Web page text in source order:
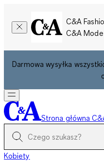
C&A
C&A Mode
Darmowa wysyłka
Strona główna
Kobiety